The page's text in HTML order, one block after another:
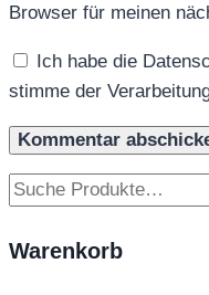
Browser für meinen
Ich habe die
stimme der
Suchen
Warenkorb